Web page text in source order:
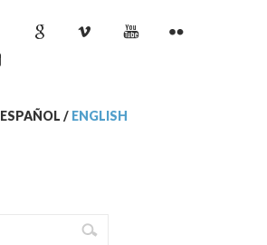
ESPAÑOL / ENGLISH